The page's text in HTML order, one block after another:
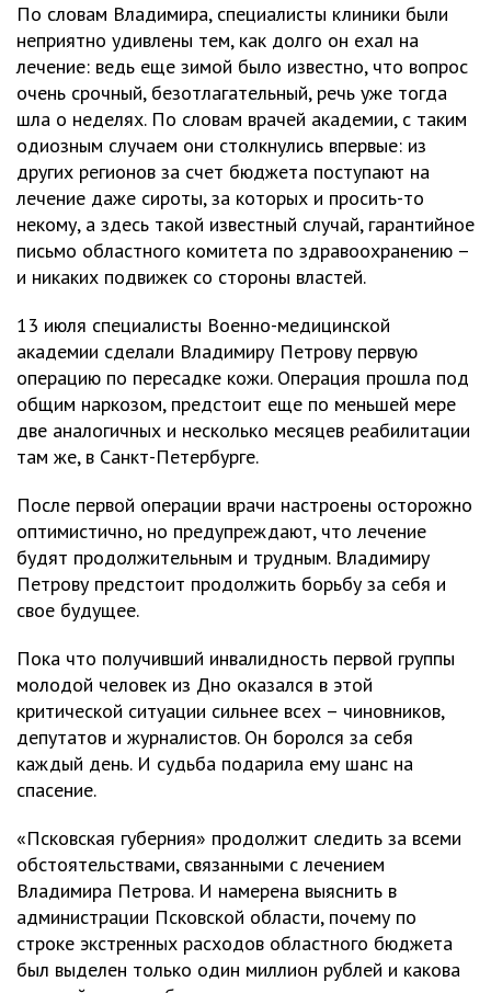
По словам Владимира, специалисты клиники были
неприятно удивлены тем, как долго он ехал на
лечение: ведь еще зимой было известно, что вопрос
очень срочный, безотлагательный, речь уже тогда
шла о неделях. По словам врачей академии, с таким
одиозным случаем они столкнулись впервые: из
других регионов за счет бюджета поступают на
лечение даже сироты, за которых и просить-то
некому, а здесь такой известный случай, гарантийное
письмо областного комитета по здравоохранению –
и никаких подвижек со стороны властей.
13 июля специалисты Военно-медицинской
академии сделали Владимиру Петрову первую
операцию по пересадке кожи. Операция прошла под
общим наркозом, предстоит еще по меньшей мере
две аналогичных и несколько месяцев реабилитации
там же, в Санкт-Петербурге.
После первой операции врачи настроены осторожно
оптимистично, но предупреждают, что лечение
будят продолжительным и трудным. Владимиру
Петрову предстоит продолжить борьбу за себя и
свое будущее.
Пока что получивший инвалидность первой группы
молодой человек из Дно оказался в этой
критической ситуации сильнее всех – чиновников,
депутатов и журналистов. Он боролся за себя
каждый день. И судьба подарила ему шанс на
спасение.
«Псковская губерния» продолжит следить за всеми
обстоятельствами, связанными с лечением
Владимира Петрова. И намерена выяснить в
администрации Псковской области, почему по
строке экстренных расходов областного бюджета
был выделен только один миллион рублей и какова